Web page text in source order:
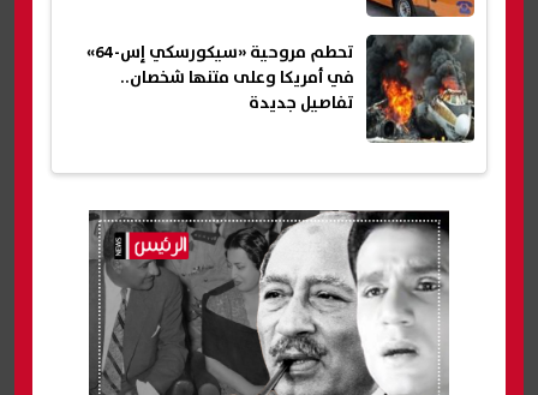
تحطم مروحية «سيكورسكي إس-64»
في أمريكا وعلى متنها شخصان..
تفاصيل جديدة